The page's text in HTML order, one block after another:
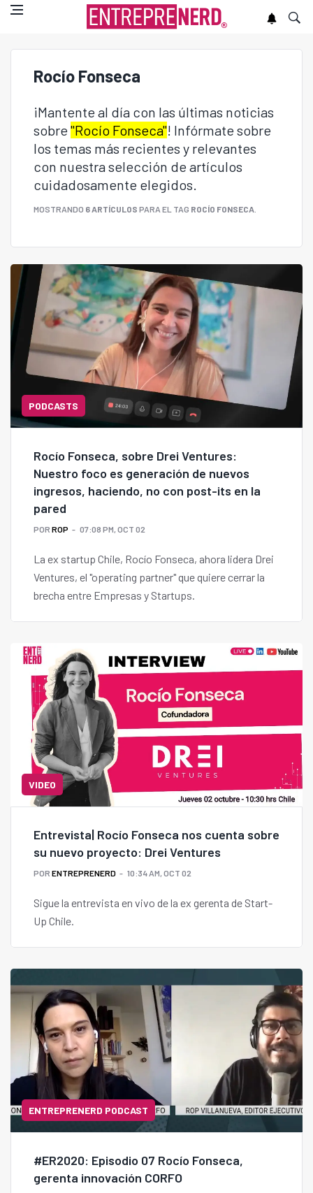
Rocío Fonseca
¡Mantente al día con las últimas noticias
sobre "Rocío Fonseca"! Infórmate sobre
los temas más recientes y relevantes
con nuestra selección de artículos
cuidadosamente elegidos.
MOSTRANDO 6 ARTÍCULOS PARA EL TAG ROCÍO FONSECA
PODCASTS
Rocío Fonseca, sobre Drei Ventures:
Nuestro foco es generación de nuevos
ingresos, haciendo, no con post-its en la
pared
POR ROP 07:08 PM, OCT 02
La ex startup Chile, Rocío Fonseca, ahora lidera Drei
Ventures, el "operating partner" que quiere cerrar la
brecha entre Empresas y Startups.
VIDEO
Entrevista| Rocío Fonseca nos cuenta sobre
su nuevo proyecto: Drei Ventures
POR ENTREPRENERD 10:34 AM, OCT 02
Sigue la entrevista en vivo de la ex gerenta de Start-
Up Chile.
ENTREPRENERD PODCAST
#ER2020: Episodio 07 Rocío Fonseca,
gerenta innovación CORFO